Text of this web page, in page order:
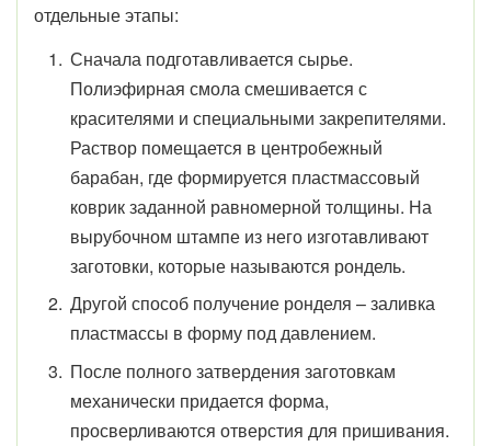
отдельные этапы:
Сначала подготавливается сырье.
Полиэфирная смола смешивается с
красителями и специальными закрепителями.
Раствор помещается в центробежный
барабан, где формируется пластмассовый
коврик заданной равномерной толщины. На
вырубочном штампе из него изготавливают
заготовки, которые называются рондель.
Другой способ получение ронделя – заливка
пластмассы в форму под давлением.
После полного затвердения заготовкам
механически придается форма,
просверливаются отверстия для пришивания.